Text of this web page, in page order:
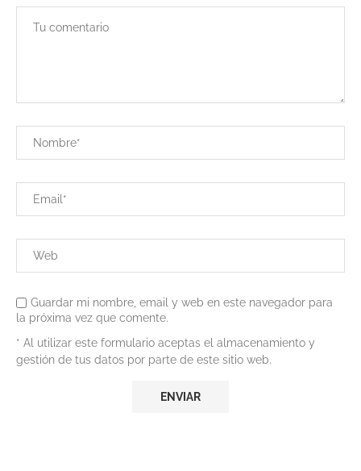
Guardar mi nombre, email y web en este navegador para
la próxima vez que comente.
* Al utilizar este formulario aceptas el almacenamiento y
gestión de tus datos por parte de este sitio web.